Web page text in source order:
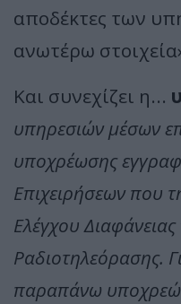
αποδέκτες των
ανωτέρω
Και συνεχίζει η...
υπηρεσιών μέσων
υποχρέωσης
Επιχειρήσεων που
Ελέγχου
Ραδιοτηλεόρασης.
παραπάνω